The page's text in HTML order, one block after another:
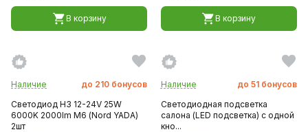
В корзину В корзину
Наличие до 210 бонусов
Светодиод H3 12-24V 25W
6000K 2000lm М6 (Nord YADA)
2шт
Наличие до 51 бонусов
Светодиодная подсветка
салона (LED подсветка) с одной
кно...